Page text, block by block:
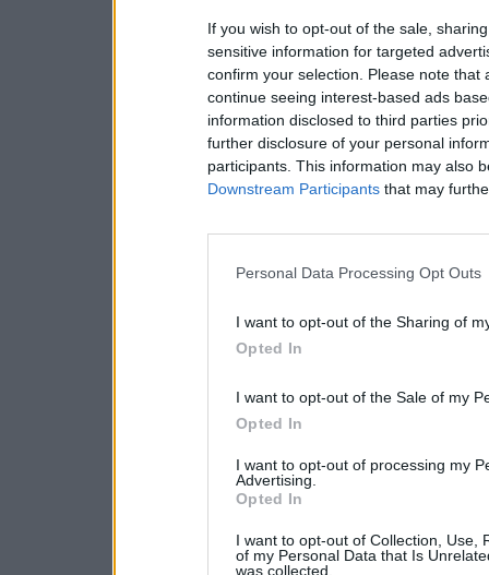
If you wish to opt-out of the sale,
sensitive information for targeted
confirm your selection. Please note
continue seeing interest-based ads
information disclosed to third parties
further disclosure of your personal
participants. This information may also
Downstream Participants that may
Personal Data Processing Opt Outs
I want to opt-out of the Sharing of
Opted In
I want to opt-out of the Sale of my
Opted In
I want to opt-out of processing my
Advertising.
Opted In
I want to opt-out of Collection, Use,
of my Personal Data that Is
was collected.